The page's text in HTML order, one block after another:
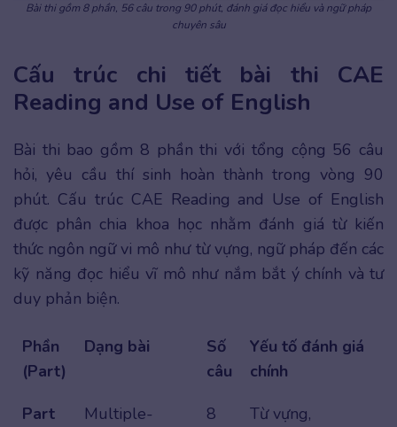
Bài thi gồm 8 phần, 56 câu trong 90 phút, đánh giá đọc hiểu và ngữ pháp
chuyên sâu
Cấu trúc chi tiết bài thi CAE
Reading and Use of English
Bài thi bao gồm 8 phần thi với tổng cộng 56 câu
hỏi, yêu cầu thí sinh hoàn thành trong vòng 90
phút. Cấu trúc CAE Reading and Use of English
được phân chia khoa học nhằm đánh giá từ kiến
thức ngôn ngữ vi mô như từ vựng, ngữ pháp đến các
kỹ năng đọc hiểu vĩ mô như nắm bắt ý chính và tư
duy phản biện.
Phần
(Part)
Dạng bài
Số
câu
Yếu tố đánh giá
chính
Part
Multiple-
8
Từ vựng,